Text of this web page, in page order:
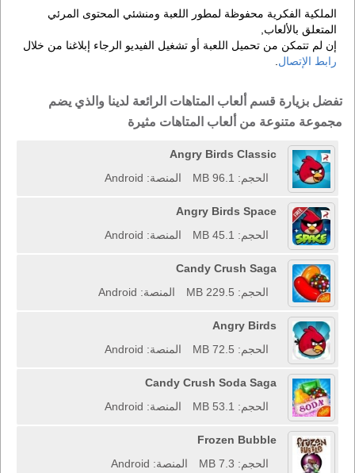
الملكية الفكرية محفوظة لمطور اللعبة ومنشئي المحتوى المرئي
المتعلق بالألعاب,
إن لم تتمكن من تحميل اللعبة أو تشغيل الفيديو الرجاء إبلاغنا من خلال
رابط الإتصال
تفضل بزيارة قسم ألعاب المتاهات الرائعة لدينا والذي يضم
مجموعة متنوعة من ألعاب المتاهات مثيرة
Angry Birds Classic
الحجم: 96.1 MB
المنصة: Android
Angry Birds Space
الحجم: 45.1 MB
المنصة: Android
Candy Crush Saga
الحجم: 229.5 MB
المنصة: Android
Angry Birds
الحجم: 72.5 MB
المنصة: Android
Candy Crush Soda Saga
الحجم: 53.1 MB
المنصة: Android
Frozen Bubble
الحجم: 7.3 MB
المنصة: Android